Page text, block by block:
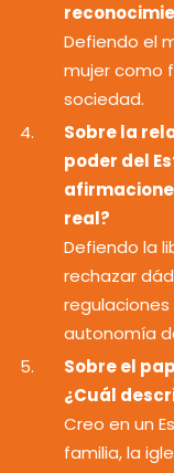
Defiendo el
mujer como
sociedad.
Sobre la
poder del
real?
Defiendo la
rechazar
autonomía
Sobre el
¿Cuál
Creo en un
familia, la